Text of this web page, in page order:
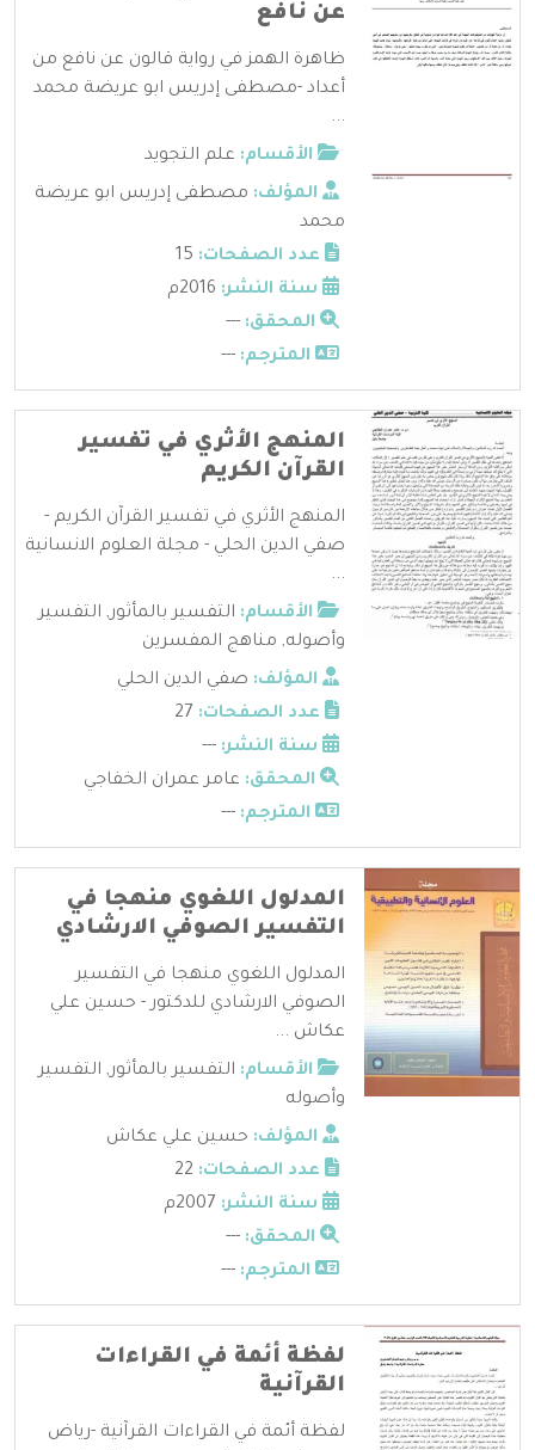
عن نافع
ظاهرة الهمز في رواية قالون عن نافع من
أعداد -مصطفى إدريس ابو عريضة محمد
...
الأقسام: علم التجويد
المؤلف: مصطفى إدريس ابو عريضة
محمد
عدد الصفحات:
سنة النشر:
المحقق: ---
المترجم: ---
المنهج الأثري في تفسير
القرآن الكريم
المنهج الأثري في تفسير القرآن الكريم -
صفي الدين الحلي - مجلة العلوم الانسانية
...
الأقسام: التفسير بالمأثور, التفسير
وأصوله, مناهج المفسرين
المؤلف: صفي الدين الحلي
عدد الصفحات:
سنة النشر: ---
المحقق: عامر عمران الخفاجي
المترجم: ---
المدلول اللغوي منهجا في
التفسير الصوفي الارشادي
المدلول اللغوي منهجا في التفسير
الصوفي الارشادي للدكتور - حسين علي
عكاش ...
الأقسام: التفسير بالمأثور, التفسير
وأصوله
المؤلف: حسين علي عكاش
عدد الصفحات:
سنة النشر:
المحقق: ---
المترجم: ---
لفظة أئمة في القراءات
القرآنية
لفظة أئمة في القراءات القرآنية -رياض